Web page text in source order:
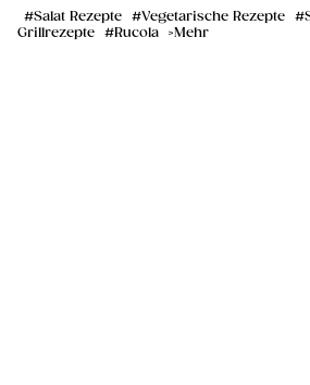
Salat Rezepte Vegetarische Rezepte
Grillrezepte
Rucola Mehr